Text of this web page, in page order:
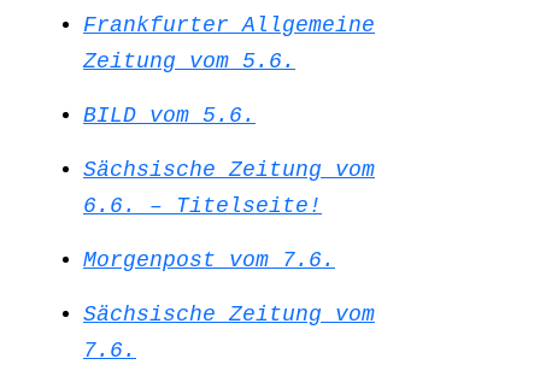
Frankfurter Allgemeine
Zeitung vom 5.6.
BILD vom 5.6.
Sächsische Zeitung vom
6.6. – Titelseite!
Morgenpost vom 7.6.
Sächsische Zeitung vom
7.6.